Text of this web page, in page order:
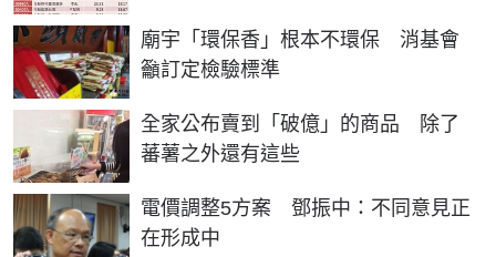
廟宇「環保香」根本不環保 消基會
籲訂定檢驗標準
全家公布賣到「破億」的商品 除了
蕃薯之外還有這些
電價調整5方案 鄧振中：不同意見正
在形成中